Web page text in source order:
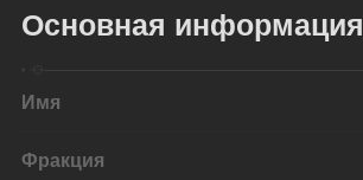
Основная информация
Имя
Фракция